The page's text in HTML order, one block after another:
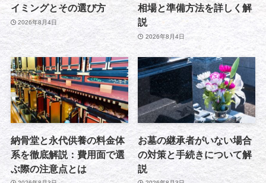
イミングとその選び方
2026年8月4日
相場と準備方法を詳しく解
説
2026年8月4日
納骨堂と永代供養の料金体
系を徹底解説：費用面で選
ぶ際の注意点とは
お墓の継承者がいない場合
の対策と手続きについて解
説